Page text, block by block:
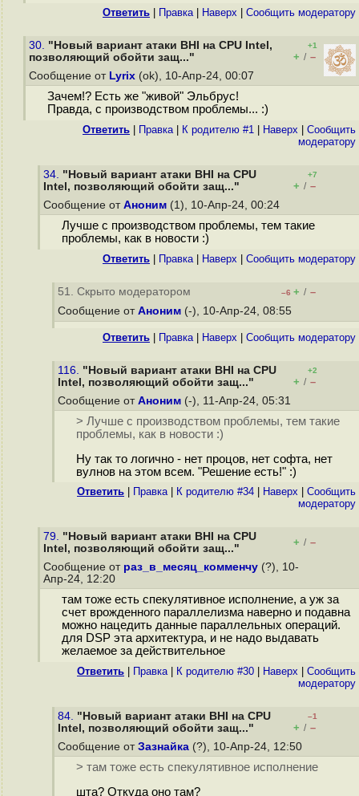
Ответить Правка| Наверх Cообщить модератору
30. "Новый вариант атаки BHI на CPU Intel,
позволяющий обойти защ..."
+1
+ / –
Сообщение от Lyrix (ok), 10-Апр-24, 00:07
Зачем!? Есть же "живой" Эльбрус!
Правда, с производством проблемы... :)
Ответить Правка| К родителю #1 Наверх
Cообщить
модератору
34. "Новый вариант атаки BHI на CPU
Intel, позволяющий обойти защ..."
+7
+ / –
Сообщение от Аноним (1), 10-Апр-24, 00:24
Лучше с производством проблемы, тем такие
проблемы, как в новости :)
Ответить Правка| Наверх Cообщить модератору
51. Скрыто модератором –6 + / –
Сообщение от Аноним (-), 10-Апр-24, 08:55
Ответить Правка| Наверх Cообщить модератору
116. "Новый вариант атаки BHI на CPU
Intel, позволяющий обойти защ..."
+2
+ / –
Сообщение от Аноним (-), 11-Апр-24, 05:31
> Лучше с производством проблемы, тем такие
проблемы, как в новости :)
Ну так то логично - нет процов, нет софта, нет
вулнов на этом всем. "Решение есть!" :)
Ответить Правка| К родителю #34 Наверх
Cообщить
модератору
79. "Новый вариант атаки BHI на CPU
Intel, позволяющий обойти защ..."
+ / –
Сообщение от раз_в_месяц_комменчу (?), 10-
Апр-24, 12:20
там тоже есть спекулятивное исполнение, а уж за
счет врожденного параллелизма наверно и подавна
можно нацедить данные параллельных операций.
для DSP эта архитектура, и не надо выдавать
желаемое за действительное
Ответить Правка| К родителю #30 Наверх
Cообщить
модератору
84. "Новый вариант атаки BHI на CPU
Intel, позволяющий обойти защ..."
–1
+ / –
Сообщение от Зазнайка (?), 10-Апр-24, 12:50
> там тоже есть спекулятивное исполнение
шта? Откуда оно там?